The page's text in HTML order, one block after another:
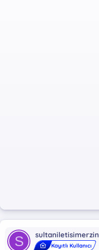
S sultaniletisimerzin
Kayıtlı Kullanıcı